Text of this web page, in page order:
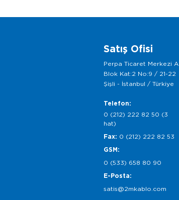
Satış Ofisi
Perpa Ticaret Merkezi A
Blok Kat:2 No:9 / 21-22
Şişli - İstanbul / Türkiye
Telefon:
0 (212) 222 82 50 (3
hat)
Fax: 0 (212) 222 82 53
GSM:
0 (533) 658 80 90
E-Posta:
satis@2mkablo.com